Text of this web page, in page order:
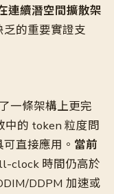
連續潛空間擴散架
乏的重要實證支
一條架構上更完
中的 token 粒度問
直接應用。 當前
clock 時間仍高於
DDPM 加速或